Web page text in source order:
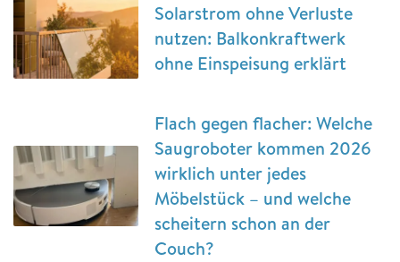
Solarstrom ohne Verluste
nutzen: Balkonkraftwerk
ohne Einspeisung erklärt
Flach gegen flacher: Welche
Saugroboter kommen 2026
wirklich unter jedes
Möbelstück – und welche
scheitern schon an der
Couch?